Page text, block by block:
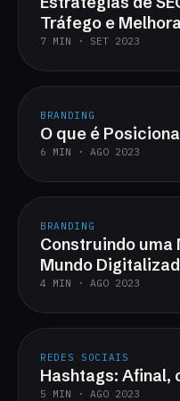
Tráfego e
7 MIN · SET 2023
BRANDING
O que é
6 MIN · AGO 2023
BRANDING
Construindo uma
Mundo
4 MIN · AGO 2023
REDES SOCIAIS
Hashtags: Afinal,
5 MIN · AGO 2023